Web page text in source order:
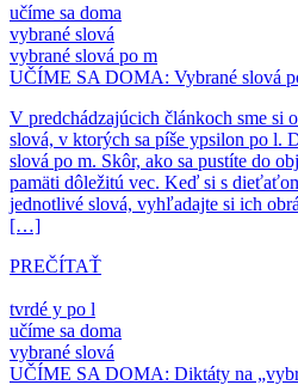
učíme sa doma
vybrané slová
vybrané slová po m
UČÍME SA DOMA: Vybrané slová
V predchádzajúcich článkoch sme si
slová, v ktorých sa píše ypsilon po l.
slová po m. Skôr, ako sa pustíte do
pamäti dôležitú vec. Keď si s
jednotlivé slová, vyhľadajte si ich
[…]
PREČÍTAŤ
tvrdé y po l
učíme sa doma
vybrané slová
UČÍME SA DOMA: Diktáty na